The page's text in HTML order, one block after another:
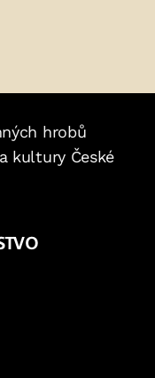
hrobů
kultury České